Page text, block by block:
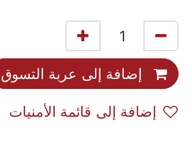
إضافة إلى عربة التسوق
إضافة إلى قائمة الأمنيات